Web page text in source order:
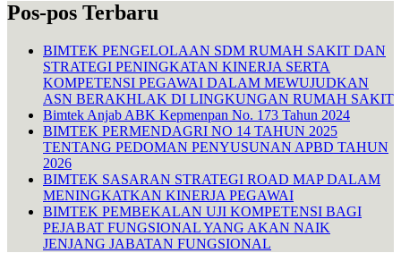
Pos-pos Terbaru
BIMTEK PENGELOLAAN SDM RUMAH SAKIT DAN
STRATEGI PENINGKATAN KINERJA SERTA
KOMPETENSI PEGAWAI DALAM MEWUJUDKAN
ASN BERAKHLAK DI LINGKUNGAN RUMAH SAKIT
Bimtek Anjab ABK Kepmenpan No. 173 Tahun 2024
BIMTEK PERMENDAGRI NO 14 TAHUN 2025
TENTANG PEDOMAN PENYUSUNAN APBD TAHUN
2026
BIMTEK SASARAN STRATEGI ROAD MAP DALAM
MENINGKATKAN KINERJA PEGAWAI
BIMTEK PEMBEKALAN UJI KOMPETENSI BAGI
PEJABAT FUNGSIONAL YANG AKAN NAIK
JENJANG JABATAN FUNGSIONAL